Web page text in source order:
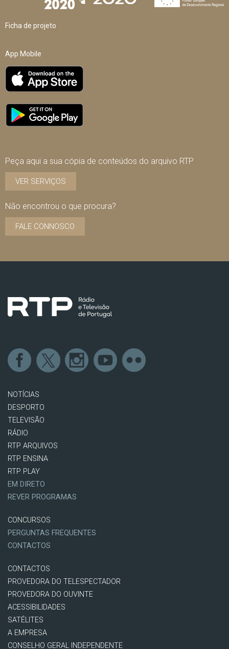
Ficha de projeto
App Mobile
Peça aqui a sua cópia de conteúdos do arquivo RTP
VER SERVIÇOS
Não encontrou o que procura?
FALE CONNOSCO
NOTÍCIAS
DESPORTO
TELEVISÃO
RÁDIO
RTP ARQUIVOS
RTP ENSINA
RTP PLAY
EM DIRETO
REVER PROGRAMAS
CONCURSOS
PERGUNTAS FREQUENTES
CONTACTOS
CONTACTOS
PROVEDORA DO TELESPECTADOR
PROVEDORA DO OUVINTE
ACESSIBILIDADES
SATÉLITES
A EMPRESA
CONSELHO GERAL INDEPENDENTE